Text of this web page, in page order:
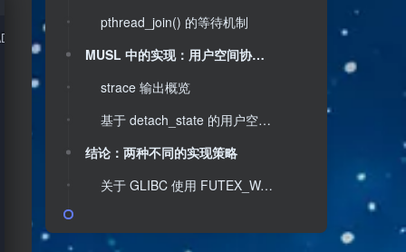
CLONE_PARENT_SETTID
pthread_join() 的等待机制
MUSL 中的实现：用户空间协同与状态管理
strace 输出概览
基于 detach_state 的用户空间同步机制
结论：两种不同的实现策略
关于 GLIBC 使用 FUTEX_WAIT 而非 FUTEX_WAIT_PRIVATE 的探讨